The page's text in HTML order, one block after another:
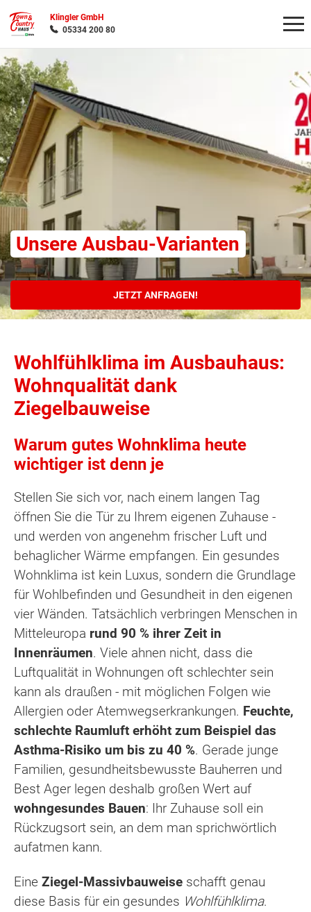
Klingler GmbH
05334 200 80
Unsere Ausbau-Varianten
JETZT ANFRAGEN!
Wohlfühlklima im Ausbauhaus:
Wohnqualität dank
Ziegelbauweise
Warum gutes Wohnklima heute
wichtiger ist denn je
Stellen Sie sich vor, nach einem langen Tag
öffnen Sie die Tür zu Ihrem eigenen Zuhause -
und werden von angenehm frischer Luft und
behaglicher Wärme empfangen. Ein gesundes
Wohnklima ist kein Luxus, sondern die Grundlage
für Wohlbefinden und Gesundheit in den eigenen
vier Wänden. Tatsächlich verbringen Menschen in
Mitteleuropa rund 90 % ihrer Zeit in
Innenräumen. Viele ahnen nicht, dass die
Luftqualität in Wohnungen oft schlechter sein
kann als draußen - mit möglichen Folgen wie
Allergien oder Atemwegserkrankungen. Feuchte,
schlechte Raumluft erhöht zum Beispiel das
Asthma-Risiko um bis zu 40 %. Gerade junge
Familien, gesundheitsbewusste Bauherren und
Best Ager legen deshalb großen Wert auf
wohngesundes Bauen: Ihr Zuhause soll ein
Rückzugsort sein, an dem man sprichwörtlich
aufatmen kann.
Eine Ziegel-Massivbauweise schafft genau
diese Basis für ein gesundes Wohlfühlklima.
Wonach möchten Sie suchen?